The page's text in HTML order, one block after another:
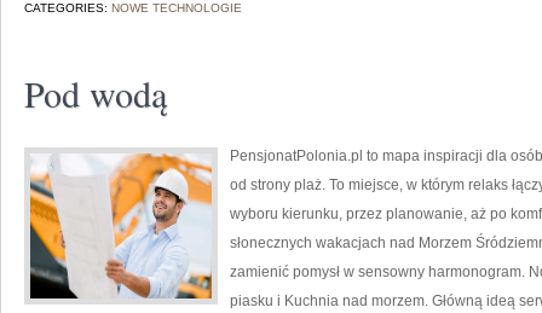
CATEGORIES: NOWE TECHNOLOGIE
Pod wodą
PensjonatPolonia.pl to mapa inspiracji dla
od strony plaż. To miejsce, w którym relaks
wyboru kierunku, przez planowanie, aż po
słonecznych wakacjach nad Morzem
zamienić pomysł w sensowny harmonogram.
piasku i Kuchnia nad morzem. Główną ideą